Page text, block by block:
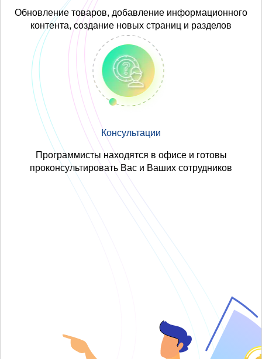
Обновление товаров, добавление информационного
контента, создание новых страниц и разделов
Консультации
Программисты находятся в офисе и готовы
проконсультировать Вас и Ваших сотрудников